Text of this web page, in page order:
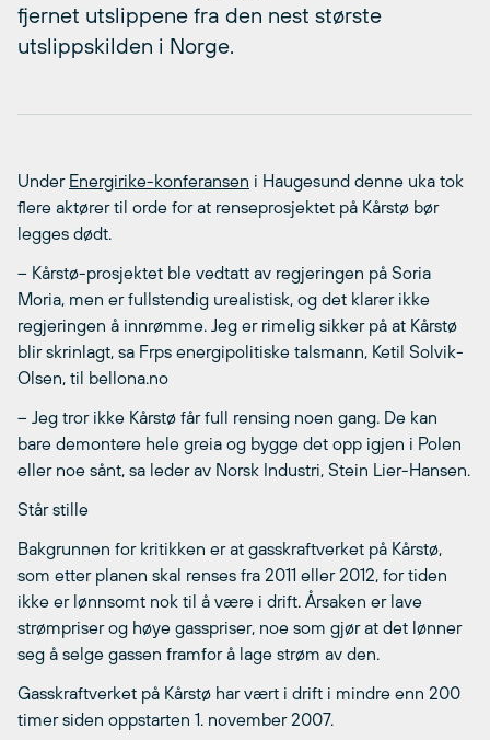
fjernet utslippene fra den nest største
utslippskilden i Norge.
Under Energirike-konferansen i Haugesund denne uka tok
flere aktører til orde for at renseprosjektet på Kårstø bør
legges dødt.
– Kårstø-prosjektet ble vedtatt av regjeringen på Soria
Moria, men er fullstendig urealistisk, og det klarer ikke
regjeringen å innrømme. Jeg er rimelig sikker på at Kårstø
blir skrinlagt, sa Frps energipolitiske talsmann, Ketil Solvik-
Olsen, til bellona.no
– Jeg tror ikke Kårstø får full rensing noen gang. De kan
bare demontere hele greia og bygge det opp igjen i Polen
eller noe sånt, sa leder av Norsk Industri, Stein Lier-Hansen.
Står stille
Bakgrunnen for kritikken er at gasskraftverket på Kårstø,
som etter planen skal renses fra 2011 eller 2012, for tiden
ikke er lønnsomt nok til å være i drift. Årsaken er lave
strømpriser og høye gasspriser, noe som gjør at det lønner
seg å selge gassen framfor å lage strøm av den.
Gasskraftverket på Kårstø har vært i drift i mindre enn 200
timer siden oppstarten 1. november 2007.